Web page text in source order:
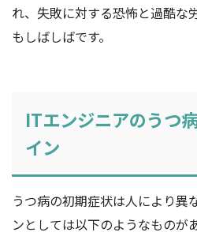
れ、失敗に対する恐怖と過酷な
もしばしばです。
ITエンジニアのうつ
イン
うつ病の初期症状は人により異
ンとしては以下のようなものが